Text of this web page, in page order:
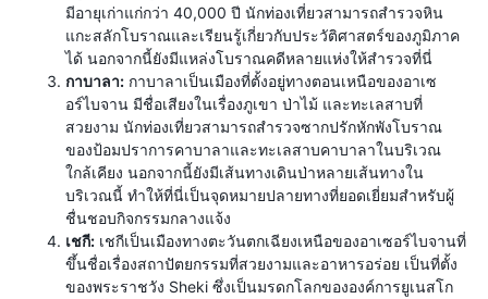
มีอายุเก่าแก่กว่า 40,000 ปี นักท่องเที่ยวสามารถสำรวจหิน
แกะสลักโบราณและเรียนรู้เกี่ยวกับประวัติศาสตร์ของภูมิภาค
ได้ นอกจากนี้ยังมีแหล่งโบราณคดีหลายแห่งให้สำรวจที่นี่
กาบาลา: กาบาลาเป็นเมืองที่ตั้งอยู่ทางตอนเหนือของอาเซ
อร์ไบจาน มีชื่อเสียงในเรื่องภูเขา ป่าไม้ และทะเลสาบที่
สวยงาม นักท่องเที่ยวสามารถสำรวจซากปรักหักพังโบราณ
ของป้อมปราการคาบาลาและทะเลสาบคาบาลาในบริเวณ
ใกล้เคียง นอกจากนี้ยังมีเส้นทางเดินป่าหลายเส้นทางใน
บริเวณนี้ ทำให้ที่นี่เป็นจุดหมายปลายทางที่ยอดเยี่ยมสำหรับผู้
ชื่นชอบกิจกรรมกลางแจ้ง
เชกี: เชกีเป็นเมืองทางตะวันตกเฉียงเหนือของอาเซอร์ไบจานที่
ขึ้นชื่อเรื่องสถาปัตยกรรมที่สวยงามและอาหารอร่อย เป็นที่ตั้ง
ของพระราชวัง Sheki ซึ่งเป็นมรดกโลกขององค์การยูเนสโก